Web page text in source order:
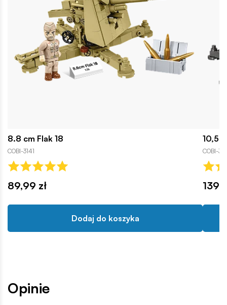
8.8 cm Flak 18
COBI-3141
89,99 zł
Dodaj do koszyka
10,5
COBI-
Opinie